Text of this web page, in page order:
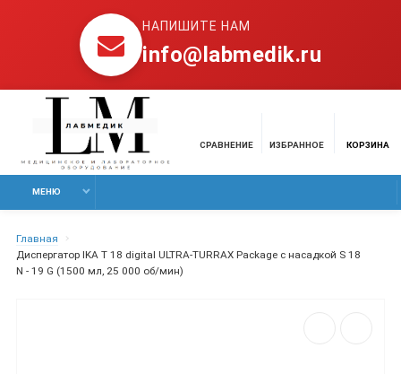
НАПИШИТЕ НАМ
info@labmedik.ru
СРАВНЕНИЕ ИЗБРАННОЕ КОРЗИНА
МЕНЮ
Главная
Диспергатор IKA T 18 digital ULTRA-TURRAX Package с насадкой S 18
N - 19 G (1500 мл, 25 000 об/мин)